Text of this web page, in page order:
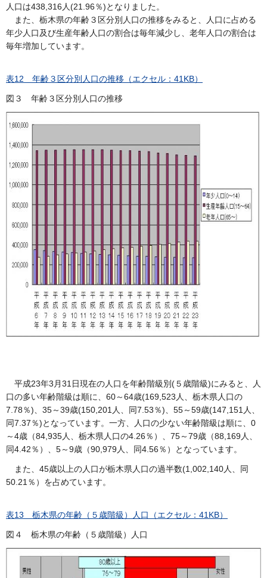
人口は438,316人(21.96％)となりました。
また、栃木県の年齢３区分別人口の推移をみると、人口に占める
年少人口及び生産年齢人口の割合は毎年減少し、老年人口の割合は
毎年増加しています。
表12 年齢３区分別人口の推移（エクセル：41KB）
図３ 年齢３区分別人口の推移
平成23年3月31日現在の人口を年齢階級別(５歳階級)にみると、人
口の多い年齢階級は順に、60～64歳(169,523人、栃木県人口の
7.78％)、35～39歳(150,201人、同7.53％)、55～59歳(147,151人、
同7.37％)となっています。一方、人口の少ない年齢階級は順に、0
～4歳（84,935人、栃木県人口の4.26％）、75～79歳（88,169人、
同4.42％）、5～9歳（90,979人、同4.56％）となっています。
また、45歳以上の人口が栃木県人口の過半数(1,002,140人、同
50.21％）を占めています。
表13 栃木県の年齢（５歳階級）人口（エクセル：41KB）
図４ 栃木県の年齢（５歳階級）人口